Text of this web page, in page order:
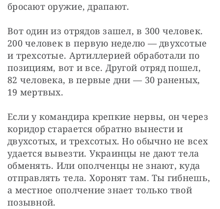
бросают оружие, драпают.
Вот один из отрядов зашел, в 300 человек.
200 человек в первую неделю — двухсотые
и трехсотые. Артиллерией обработали по
позициям, вот и все. Другой отряд пошел,
82 человека, в первые дни — 30 раненых,
19 мертвых.
Если у командира крепкие нервы, он через
коридор старается обратно вынести и
двухсотых, и трехсотых. Но обычно не всех
удается вывезти. Украинцы не дают тела
обменять. Или ополченцы не знают, куда
отправлять тела. Хоронят там. Ты гибнешь,
а местное ополчение знает только твой
позывной.